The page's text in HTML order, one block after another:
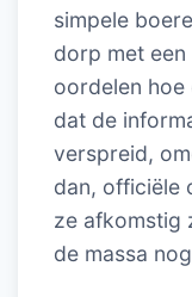
simpele
dorp met
oordelen
dat de
verspreid,
dan, officiële
ze afkomstig
de massa